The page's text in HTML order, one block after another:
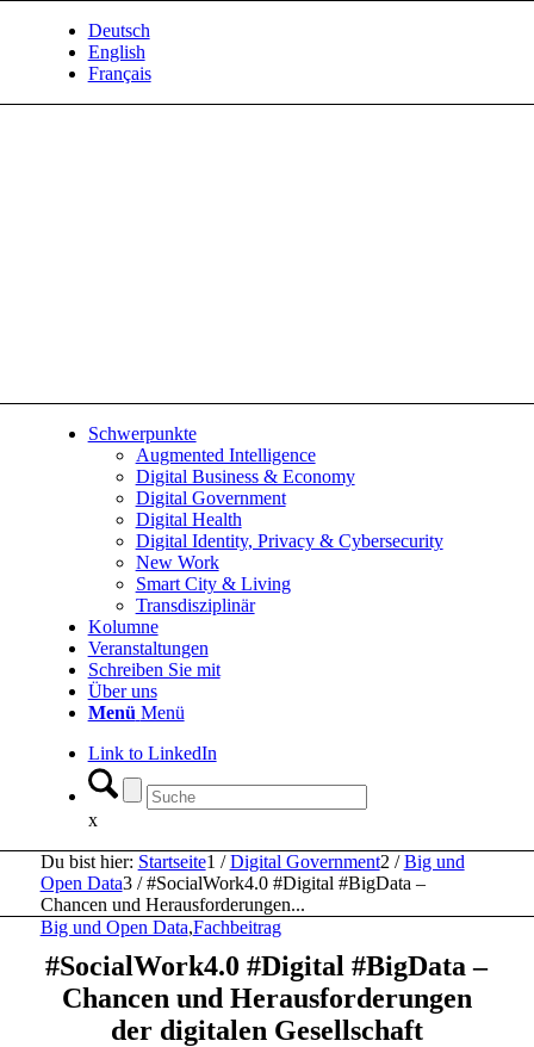
Deutsch
English
Français
Schwerpunkte
Augmented Intelligence
Digital Business & Economy
Digital Government
Digital Health
Digital Identity, Privacy & Cybersecurity
New Work
Smart City & Living
Transdisziplinär
Kolumne
Veranstaltungen
Schreiben Sie mit
Über uns
Menü Menü
Link to LinkedIn
x
Du bist hier: Startseite1 / Digital Government2 / Big und
Open Data3 / #SocialWork4.0 #Digital #BigData –
Chancen und Herausforderungen...
Big und Open Data,Fachbeitrag
#SocialWork4.0 #Digital #BigData –
Chancen und Herausforderungen
der digitalen Gesellschaft